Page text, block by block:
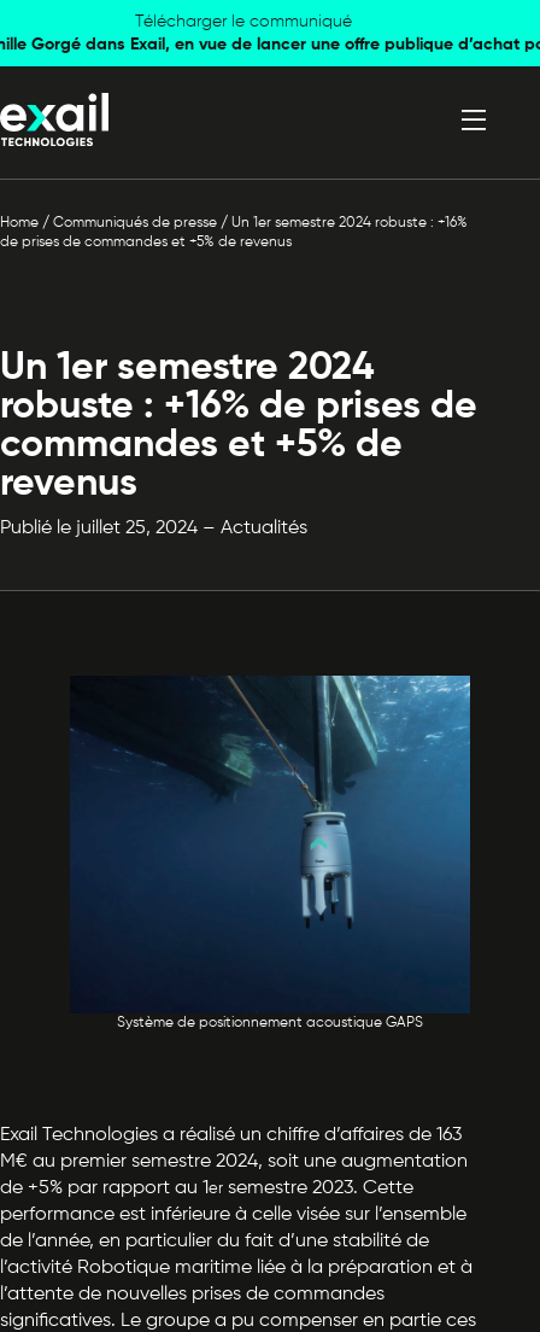
navigation
content
Télécharger le communiqué
Gorgé dans Exail, en vue de lancer une offre publique d’achat
Home / Communiqués de presse / Un 1er semestre 2024 robuste : +16%
de prises de commandes et +5% de revenus
Un 1er semestre 2024
robuste : +16% de prises de
commandes et +5% de
revenus
Publié le juillet 25, 2024 – Actualités
Système de positionnement acoustique GAPS
Exail Technologies a réalisé un chiffre d’affaires de 163
M€ au premier semestre 2024, soit une augmentation
de +5% par rapport au 1er semestre 2023. Cette
performance est inférieure à celle visée sur l’ensemble
de l’année, en particulier du fait d’une stabilité de
l’activité Robotique maritime liée à la préparation et à
l’attente de nouvelles prises de commandes
significatives. Le groupe a pu compenser en partie ces